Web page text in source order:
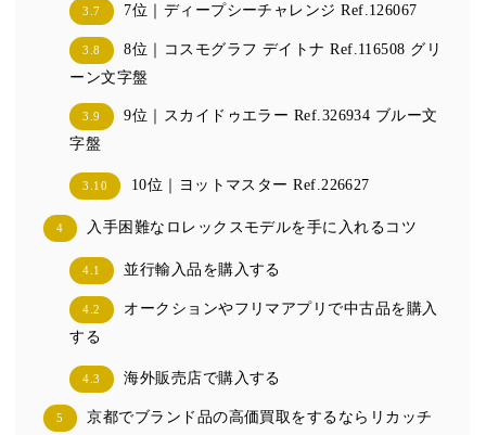
3.7 7位｜ディープシーチャレンジ Ref.126067
3.8
8位｜コスモグラフ デイトナ Ref.116508 グリ
ーン文字盤
3.9
9位｜スカイドゥエラー Ref.326934 ブルー文
字盤
3.10 10位｜ヨットマスター Ref.226627
4 入手困難なロレックスモデルを手に入れるコツ
4.1 並行輸入品を購入する
4.2
オークションやフリマアプリで中古品を購入
する
4.3 海外販売店で購入する
5
京都でブランド品の高価買取をするならリカッチ